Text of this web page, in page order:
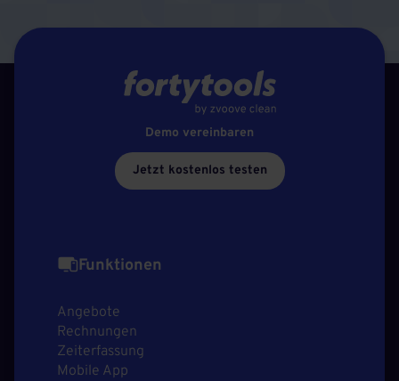
Demo vereinbaren
Jetzt kostenlos testen
Funktionen
Angebote
Rechnungen
Zeiterfassung
Mobile App